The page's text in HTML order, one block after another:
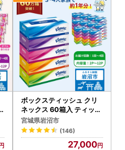
ボックスティッシュ クリ
ネックス 60箱入 ティッシ
ュペーパー
宮城県岩沼市
(146)
27,000